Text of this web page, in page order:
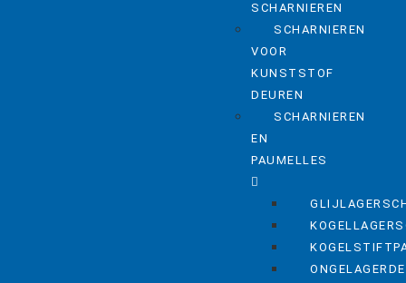
SCHARNIEREN
SCHARNIEREN
VOOR
KUNSTSTOF
DEUREN
SCHARNIEREN
EN
PAUMELLES
ONGELAGERDE